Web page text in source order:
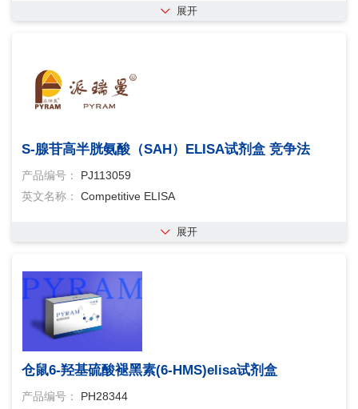
展开
S-腺苷高半胱氨酸（SAH）ELISA试剂盒 竞争法
产品编号：
PJ113059
英文名称：
Competitive ELISA
展开
仓鼠6-羟基硫酸褪黑素(6-HMS)elisa试剂盒
产品编号：
PH28344